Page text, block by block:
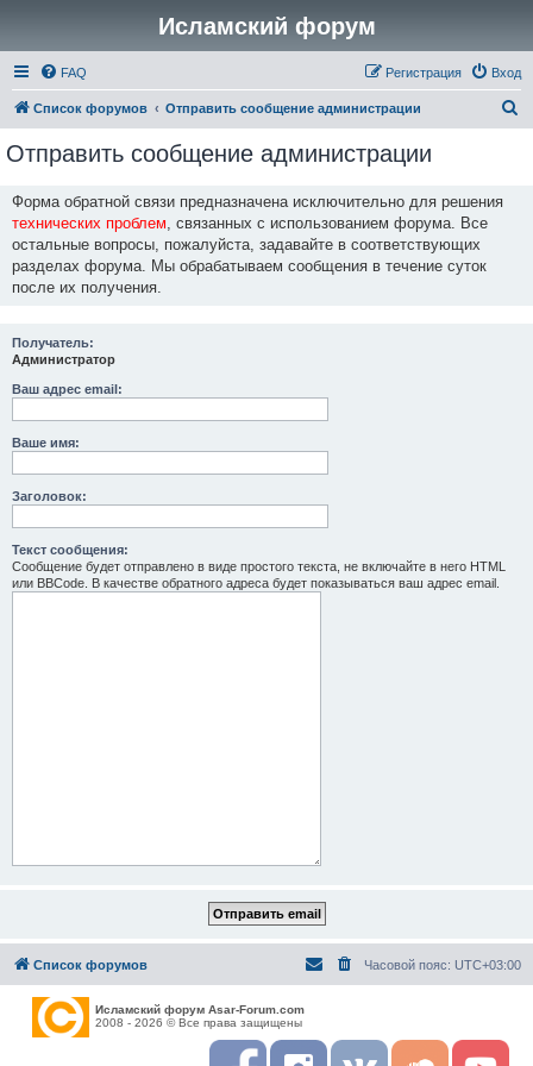
Исламский форум
FAQ Вход
Регистрация
Список форумов Отправить сообщение администрации
Отправить сообщение администрации
Форма обратной связи предназначена исключительно для решения
технических проблем, связанных с использованием форума. Все
остальные вопросы, пожалуйста, задавайте в соответствующих
разделах форума. Мы обрабатываем сообщения в течение суток
после их получения.
Получатель:
Администратор
Ваш адрес email:
Ваше имя:
Заголовок:
Текст сообщения:
Сообщение будет отправлено в виде простого текста, не включайте в него HTML
или BBCode. В качестве обратного адреса будет показываться ваш адрес email.
Список форумов Часовой пояс: UTC+03:00
Исламский форум Asar-Forum.com
2008 - 2026 © Все права защищены